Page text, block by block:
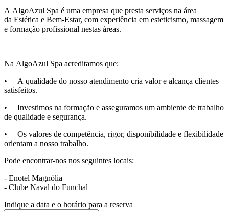
A AlgoAzul Spa é uma empresa que presta serviços na área
da Estética e Bem-Estar, com experiência em esteticismo, massagem
e formação profissional nestas áreas.
Na AlgoAzul Spa acreditamos que:
• A qualidade do nosso atendimento cria valor e alcança clientes
satisfeitos.
• Investimos na formação e asseguramos um ambiente de trabalho
de qualidade e segurança.
• Os valores de competência, rigor, disponibilidade e flexibilidade
orientam a nosso trabalho.
Pode encontrar-nos nos seguintes locais:
- Enotel Magnólia
- Clube Naval do Funchal
Indique a data e o horário para a reserva